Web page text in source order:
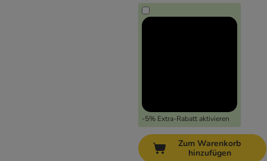
-5% Extra-Rabatt aktivieren
Zum Warenkorb
hinzufügen